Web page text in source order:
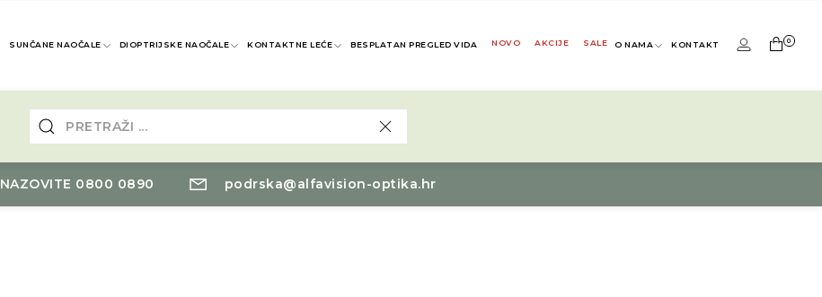
SUNČANE NAOČALE DIOPTRIJSKE NAOČALE KONTAKTNE LEĆE BESPLATAN PREGLED VIDA NOVO AKCIJE SALE O NAMA KONTAKT 0
NAZOVITE 0800 0890 podrska@alfavision-optika.hr